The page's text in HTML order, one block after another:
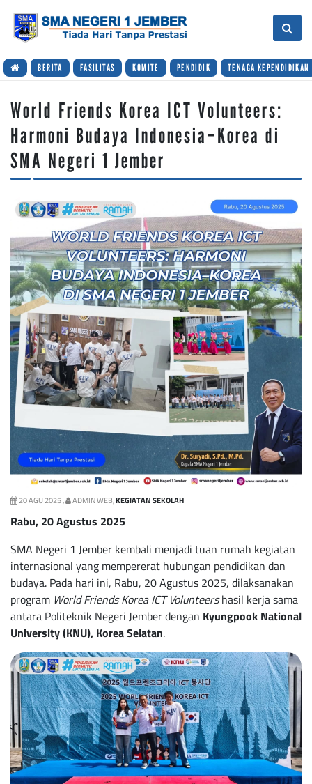
BERITA FASILITAS KOMITE PENDIDIK TENAGA KEPENDIDIKAN
World Friends Korea ICT Volunteers:
Harmoni Budaya Indonesia–Korea di
SMA Negeri 1 Jember
20 AGU 2025 , ADMIN WEB,KEGIATAN SEKOLAH
Rabu, 20 Agustus 2025
SMA Negeri 1 Jember kembali menjadi tuan rumah kegiatan
internasional yang mempererat hubungan pendidikan dan
budaya. Pada hari ini, Rabu, 20 Agustus 2025, dilaksanakan
program World Friends Korea ICT Volunteershasil kerja sama
antara Politeknik Negeri Jember dengan Kyungpook National
University (KNU), Korea Selatan.